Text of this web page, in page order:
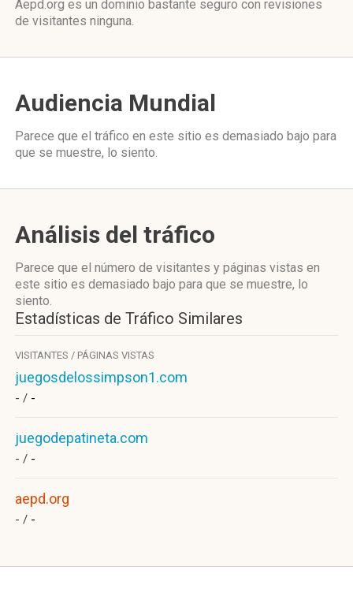
Aepd.org es un dominio bastante seguro con revisiones
de visitantes ninguna.
Audiencia Mundial
Parece que el tráfico en este sitio es demasiado bajo para
que se muestre, lo siento.
Análisis del tráfico
Parece que el número de visitantes y páginas vistas en
este sitio es demasiado bajo para que se muestre, lo
siento.
Estadísticas de Tráfico Similares
VISITANTES / PÁGINAS VISTAS
juegosdelossimpson1.com
- / -
juegodepatineta.com
- / -
aepd.org
- / -